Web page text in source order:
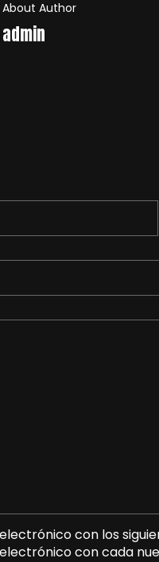
About Author
admin
con los
con cada